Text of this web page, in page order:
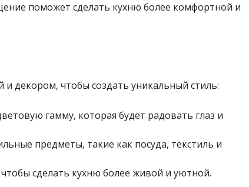
поможет сделать кухню более комфортной и
декором, чтобы создать уникальный стиль:
гамму, которая будет радовать глаз и
предметы, такие как посуда, текстиль и
сделать кухню более живой и уютной.